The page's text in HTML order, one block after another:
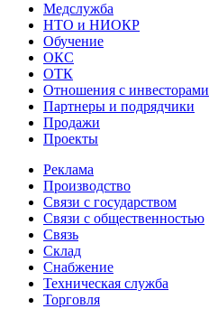
Медслужба
НТО и НИОКР
Обучение
ОКС
ОТК
Отношения с инвесторами
Партнеры и подрядчики
Продажи
Проекты
Реклама
Производство
Связи с государством
Связи с общественностью
Связь
Склад
Снабжение
Техническая служба
Торговля